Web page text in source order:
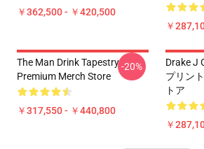
￥362,500 - ￥420,500
￥
The Man Drink Tapestry
Premium Merch Store
￥317,550 - ￥440,800
-20%
Drake J
プリン
トア
￥